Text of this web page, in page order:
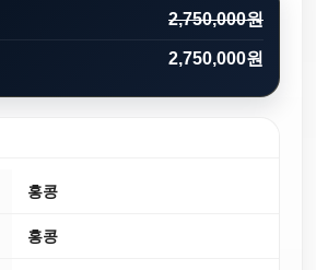
2,750,000원
2,750,000원
홍콩
홍콩